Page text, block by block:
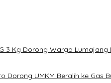
3 Kg Dorong Warga
Dorong UMKM Beralih ke Gas